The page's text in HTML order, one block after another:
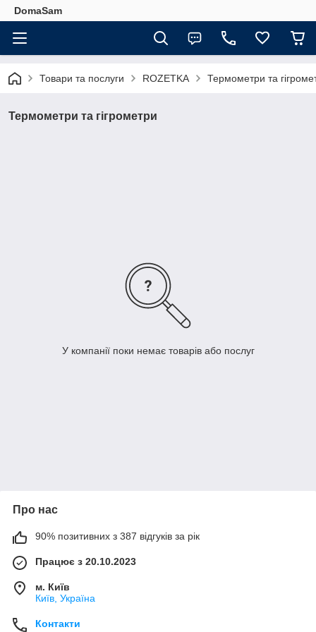
DomaSam
Товари та послуги ROZETKA Термометри та
Термометри та гігрометри
У компанії поки немає товарів або послуг
Про нас
90% позитивних з 387 відгуків за рік
Працює з 20.10.2023
м. Київ
Київ, Україна
Контакти